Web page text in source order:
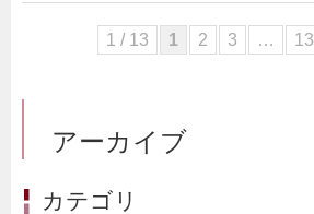
1 / 13 1 2 3 … 13
アーカイブ
カテゴリ